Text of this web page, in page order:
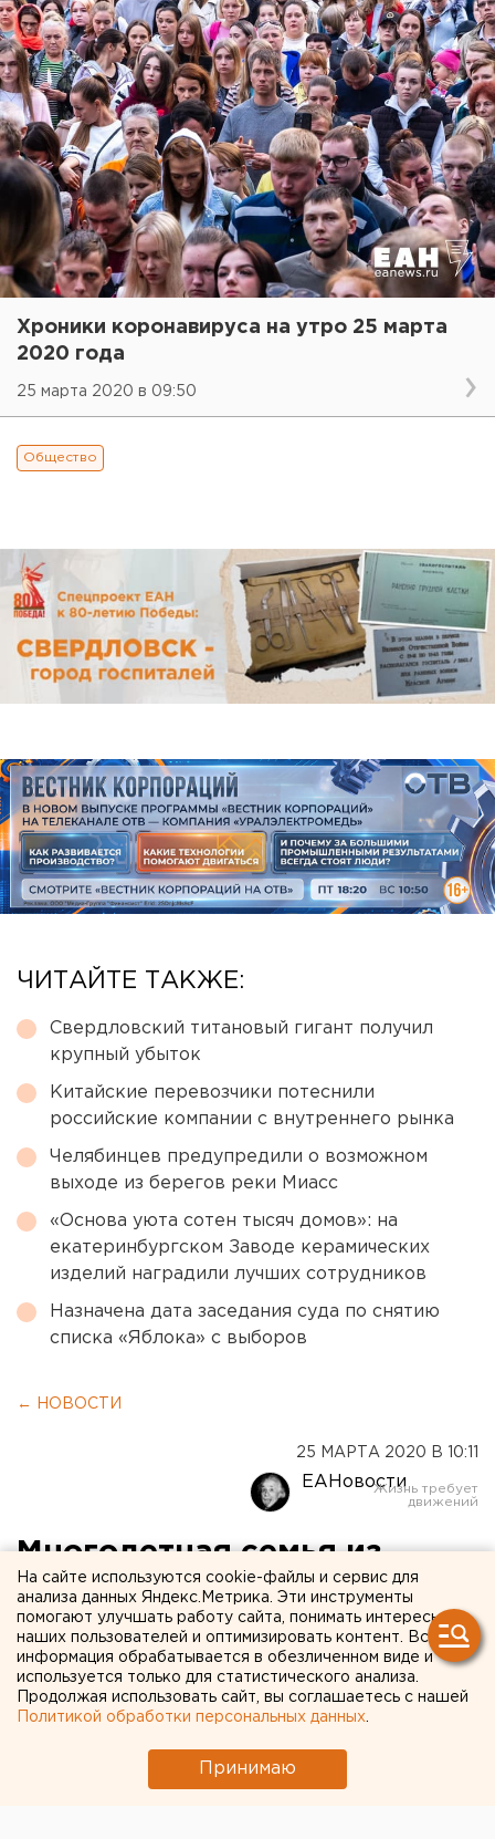
Хроники коронавируса на утро 25 марта
2020 года
25 марта 2020 в 09:50
Общество
ЧИТАЙТЕ ТАКЖЕ:
Свердловский титановый гигант получил
крупный убыток
Китайские перевозчики потеснили
российские компании с внутреннего рынка
Челябинцев предупредили о возможном
выходе из берегов реки Миасс
«Основа уюта сотен тысяч домов»: на
екатеринбургском Заводе керамических
изделий наградили лучших сотрудников
Назначена дата заседания суда по снятию
списка «Яблока» с выборов
← НОВОСТИ
25 МАРТА 2020 В 10:11
ЕАНовости
Многодетная семья из
Сухого Лога отменила
ограничения в выплате
компенсаций за ЖКУ
На сайте используются cookie-файлы и сервис для
анализа данных Яндекс.Метрика. Эти инструменты
помогают улучшать работу сайта, понимать интересы
наших пользователей и оптимизировать контент. Вся
информация обрабатывается в обезличенном виде и
используется только для статистического анализа.
Продолжая использовать сайт, вы соглашаетесь с нашей
Политикой обработки персональных данных
Принимаю